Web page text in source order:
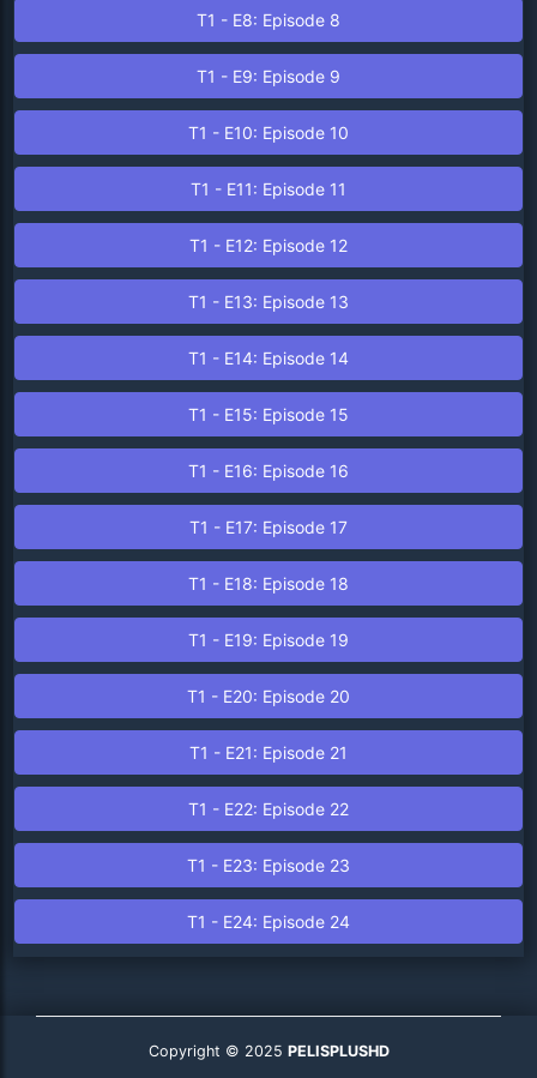
T1 - E8: Episode 8
T1 - E9: Episode 9
T1 - E10: Episode 10
T1 - E11: Episode 11
T1 - E12: Episode 12
T1 - E13: Episode 13
T1 - E14: Episode 14
T1 - E15: Episode 15
T1 - E16: Episode 16
T1 - E17: Episode 17
T1 - E18: Episode 18
T1 - E19: Episode 19
T1 - E20: Episode 20
T1 - E21: Episode 21
T1 - E22: Episode 22
T1 - E23: Episode 23
T1 - E24: Episode 24
Copyright © 2025 PELISPLUSHD